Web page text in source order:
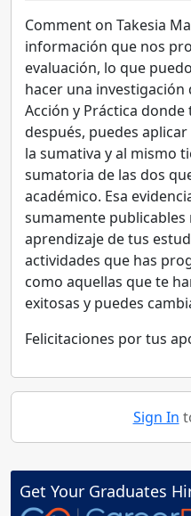
Comment on Takesia
información que nos
evaluación, lo que
hacer una investigación
Acción y Práctica
después, puedes
la sumativa y al mismo
sumatoria de las dos
académico. Esa
sumamente
aprendizaje de tus
actividades que has
como aquellas que te
exitosas y puedes
Felicitaciones por tus
Sign In
Get Your Graduates